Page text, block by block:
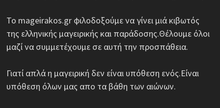
Το mageirakos.gr φιλοδοξούμε να γίνει μιά κιβωτός
της ελληνικής μαγειρικής και παράδοσης.Θέλουμε όλοι
μαζί να συμμετέχουμε σε αυτή την προσπάθεια.
Γιατί απλά η μαγειρική δεν είναι υπόθεση ενός.Είναι
υπόθεση όλων μας απο τα βάθη των αιώνων.